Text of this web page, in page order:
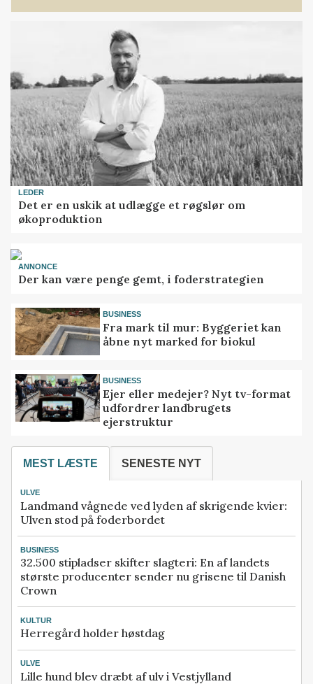
LEDER
Det er en uskik at udlægge et røgslør om
økoproduktion
ANNONCE
Der kan være penge gemt, i foderstrategien
BUSINESS
Fra mark til mur: Byggeriet kan
åbne nyt marked for biokul
BUSINESS
Ejer eller medejer? Nyt tv-format
udfordrer landbrugets
ejerstruktur
MEST LÆSTE SENESTE NYT
ULVE
Landmand vågnede ved lyden af skrigende kvier:
Ulven stod på foderbordet
BUSINESS
32.500 stipladser skifter slagteri: En af landets
største producenter sender nu grisene til Danish
Crown
KULTUR
Herregård holder høstdag
ULVE
Lille hund blev dræbt af ulv i Vestjylland